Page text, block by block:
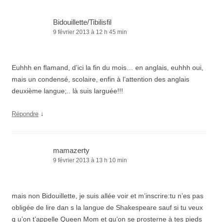
Bidouillette/Tibilisfil
9 février 2013 à 12 h 45 min
Euhhh en flamand, d’ici la fin du mois… en anglais, euhhh oui,
mais un condensé, scolaire, enfin à l’attention des anglais
deuxième langue;.. là suis larguée!!!
Répondre ↓
mamazerty
9 février 2013 à 13 h 10 min
mais non Bidouillette, je suis allée voir et m’inscrire:tu n’es pas
obligée de lire dan s la langue de Shakespeare sauf si tu veux
q u’on t’appelle Queen Mom et qu’on se prosterne à tes pieds